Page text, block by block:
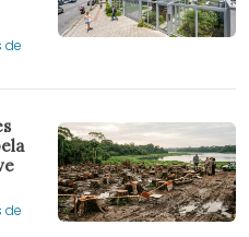
de
de